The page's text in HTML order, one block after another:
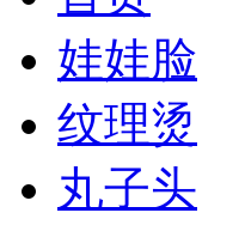
娃娃脸
纹理烫
丸子头